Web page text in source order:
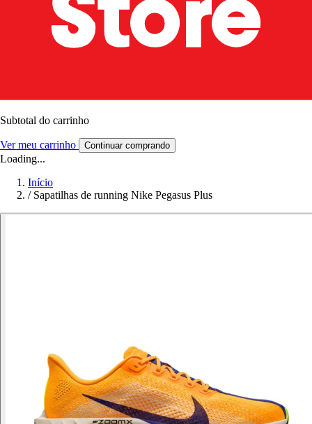
Subtotal do carrinho
Ver meu carrinho Continuar comprando
Loading...
Início
/ Sapatilhas de running Nike Pegasus Plus